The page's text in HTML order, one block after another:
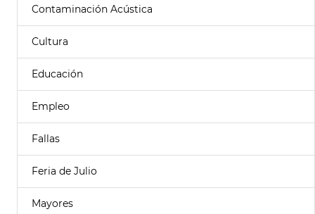
Contaminación Acústica
Cultura
Educación
Empleo
Fallas
Feria de Julio
Mayores